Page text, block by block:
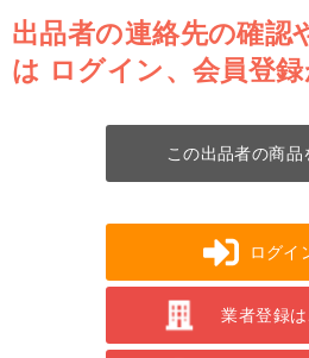
出品者の連絡先の確認
は ログイン、会員登録
この出品者の商品
ログイ
業者登録は